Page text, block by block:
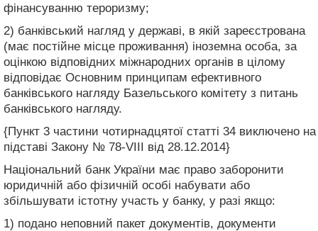
фінансуванню тероризму;
2) банківський нагляд у державі, в якій зареєстрована
(має постійне місце проживання) іноземна особа, за
оцінкою відповідних міжнародних органів в цілому
відповідає Основним принципам ефективного
банківського нагляду Базельського комітету з питань
банківського нагляду.
{Пункт 3 частини чотирнадцятої статті 34 виключено на
підставі Закону № 78-VIII від 28.12.2014}
Національний банк України має право заборонити
юридичній або фізичній особі набувати або
збільшувати істотну участь у банку, у разі якщо:
1) подано неповний пакет документів, документи